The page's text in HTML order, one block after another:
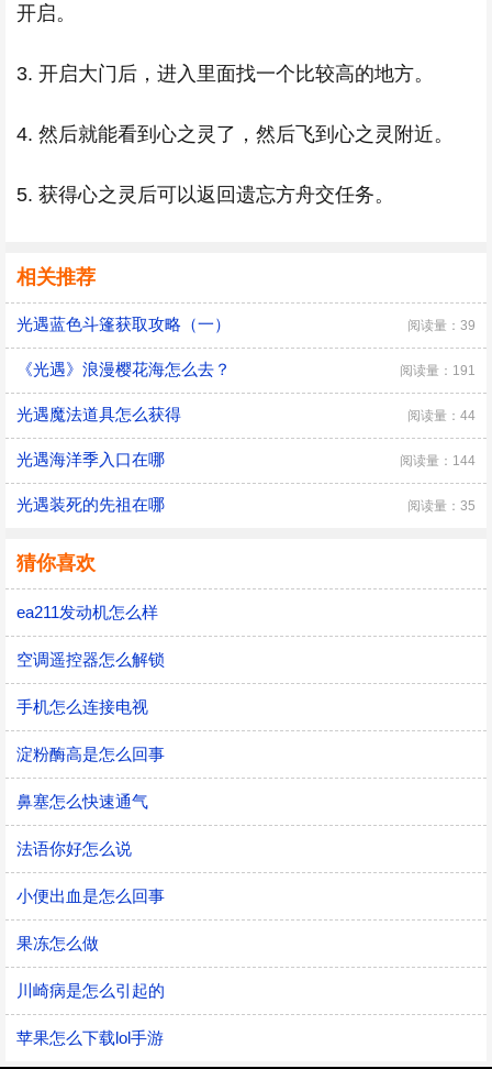
开启。
3. 开启大门后，进入里面找一个比较高的地方。
4. 然后就能看到心之灵了，然后飞到心之灵附近。
5. 获得心之灵后可以返回遗忘方舟交任务。
相关推荐
光遇蓝色斗篷获取攻略（一） 阅读量：39
《光遇》浪漫樱花海怎么去？ 阅读量：191
光遇魔法道具怎么获得 阅读量：44
光遇海洋季入口在哪 阅读量：144
光遇装死的先祖在哪 阅读量：35
猜你喜欢
ea211发动机怎么样
空调遥控器怎么解锁
手机怎么连接电视
淀粉酶高是怎么回事
鼻塞怎么快速通气
法语你好怎么说
小便出血是怎么回事
果冻怎么做
川崎病是怎么引起的
苹果怎么下载lol手游